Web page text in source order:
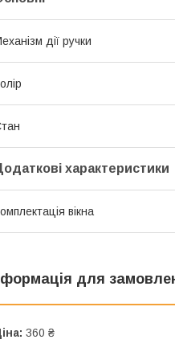
дії ручки
характеристики
вікна
для
360 ₴